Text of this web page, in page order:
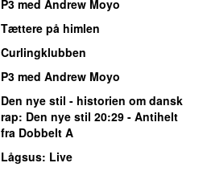
P3 med Andrew Moyo
Tættere på himlen
Curlingklubben
P3 med Andrew Moyo
Den nye stil - historien om dansk
rap: Den nye stil 20:29 - Antihelt
fra Dobbelt A
Lågsus: Live